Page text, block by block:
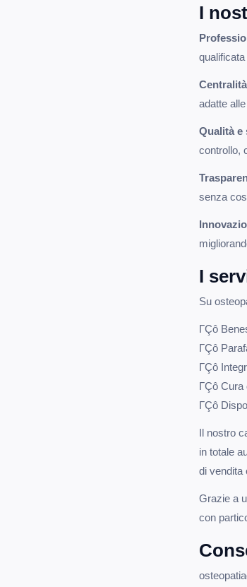
I
adatte
Qualità e
controllo,
senza
I
Su
ΓÇô
ΓÇô
ΓÇô
ΓÇô Cura
ΓÇô
Il nostro
in totale
di vendita
Grazie a
con